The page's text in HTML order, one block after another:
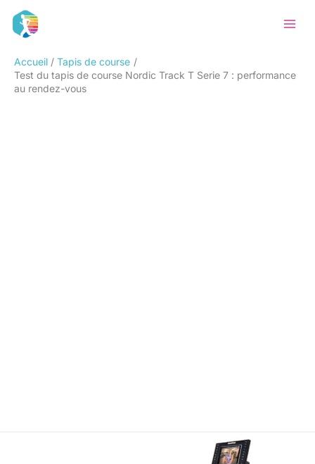
Accueil
Tapis de course
Test du tapis de course Nordic Track T Serie 7 : performance
au rendez-vous
Rechercher